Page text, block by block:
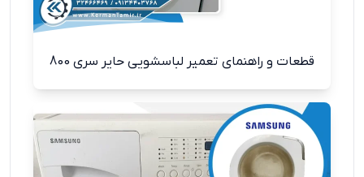
قطعات و راهنمای تعمیر لباسشویی حایر سری 800